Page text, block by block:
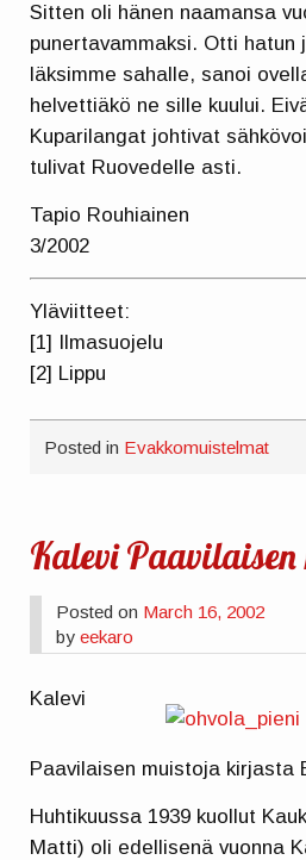
Sitten oli hänen naamansa
punertavammaksi. Otti hatun
läksimme sahalle, sanoi
helvettiäkö ne sille kuului.
Kuparilangat johtivat
tulivat Ruovedelle asti.
Tapio Rouhiainen
3/2002
Yläviitteet:
[1] Ilmasuojelu
[2] Lippu
Posted in Evakkomuistelmat
Kalevi
Posted on March 16, 2002
byeekaro
Kalevi
Paavilaisen muistoja kirjasta
Huhtikuussa 1939 kuollut
Matti) oli edellisenä vuonna